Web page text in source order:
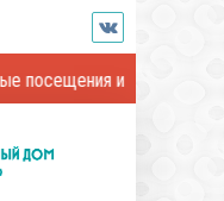
и онлайн-встречи